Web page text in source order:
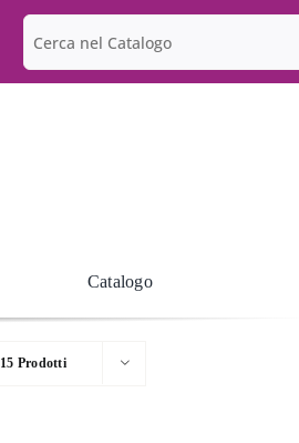
Cerca
per:
Catalogo
15 Prodotti